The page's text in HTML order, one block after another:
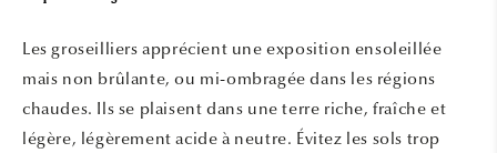
Les groseilliers apprécient une exposition ensoleillée
mais non brûlante, ou mi-ombragée dans les régions
chaudes. Ils se plaisent dans une terre riche, fraîche et
légère, légèrement acide à neutre. Évitez les sols trop